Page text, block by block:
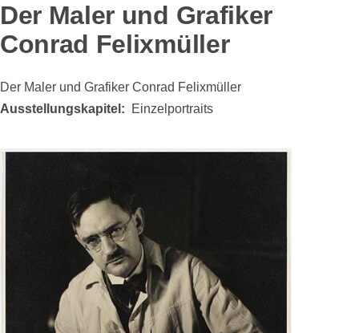
Der Maler und Grafiker
Conrad Felixmüller
Der Maler und Grafiker Conrad Felixmüller
Ausstellungskapitel
Einzelportraits